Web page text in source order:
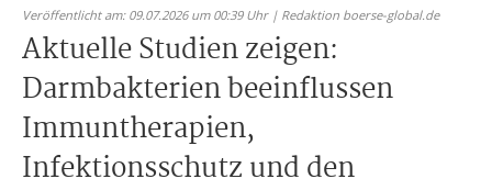
Veröffentlicht am: 09.07.2026 um 00:39 Uhr | Redaktion boerse-global.de
Aktuelle Studien zeigen:
Darmbakterien beeinflussen
Immuntherapien,
Infektionsschutz und den